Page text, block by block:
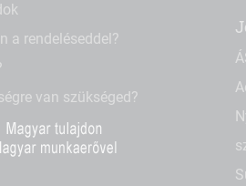
a rendeléseddel?
van szükséged?